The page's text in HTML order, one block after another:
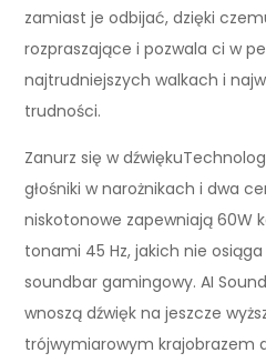
zamiast je odbijać, dzięki
rozpraszające i pozwala ci w
najtrudniejszych walkach i
trudności.
Zanurz się w
głośniki w narożnikach i dwa
niskotonowe zapewniają 60W
tonami 45 Hz, jakich nie
soundbar gamingowy. AI
wnoszą dźwięk na jeszcze
trójwymiarowym krajobrazem